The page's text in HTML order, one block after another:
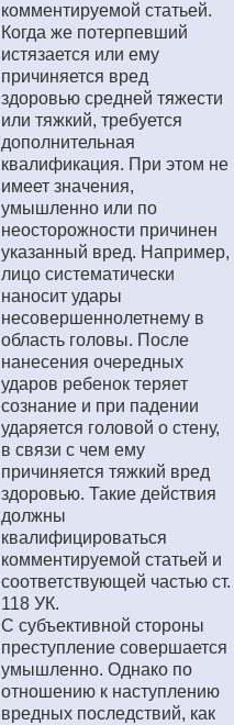
комментируемой статьей.
Когда же потерпевший
истязается или ему
причиняется вред
здоровью средней тяжести
или тяжкий, требуется
дополнительная
квалификация. При этом не
имеет значения,
умышленно или по
неосторожности причинен
указанный вред. Например,
лицо систематически
наносит удары
несовершеннолетнему в
область головы. После
нанесения очередных
ударов ребенок теряет
сознание и при падении
ударяется головой о стену,
в связи с чем ему
причиняется тяжкий вред
здоровью. Такие действия
должны
квалифицироваться
комментируемой статьей и
соответствующей частью ст.
118 УК.
С субъективной стороны
преступление совершается
умышленно. Однако по
отношению к наступлению
вредных последствий, как